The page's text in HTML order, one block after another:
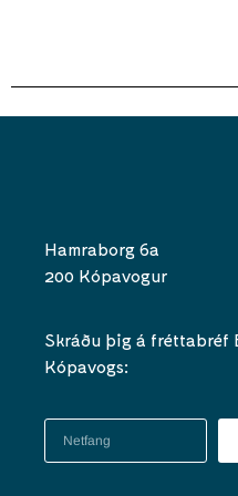
Hamraborg 6a
200 Kópavogur
Skráðu þig á fréttabréf
Kópavogs: